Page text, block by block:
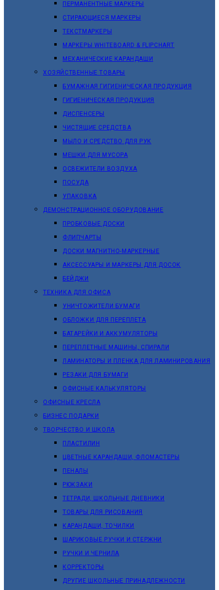
ПЕРМАНЕНТНЫЕ МАРКЕРЫ
СТИРАЮЩИЕСЯ МАРКЕРЫ
ТЕКСТМАРКЕРЫ
МАРКЕРЫ WHITEBOARD & FLIPCHART
МЕХАНИЧЕСКИЕ КАРАНДАШИ
ХОЗЯЙСТВЕННЫЕ ТОВАРЫ
БУМАЖНАЯ ГИГИЕНИЧЕСКАЯ ПРОДУКЦИЯ
ГИГИЕНИЧЕСКАЯ ПРОДУКЦИЯ
ДИСПЕНСЕРЫ
ЧИСТЯЩИЕ СРЕДСТВА
МЫЛО И СРЕДСТВО ДЛЯ РУК
МЕШКИ ДЛЯ МУСОРА
ОСВЕЖИТЕЛИ ВОЗДУХА
ПОСУДА
УПАКОВКА
ДЕМОНСТРАЦИОННОЕ ОБОРУДОВАНИЕ
ПРОБКОВЫЕ ДОСКИ
ФЛИПЧАРТЫ
ДОСКИ МАГНИТНО-МАРКЕРНЫЕ
АКСЕССУАРЫ И МАРКЕРЫ ДЛЯ ДОСОК
БЕЙДЖИ
ТЕХНИКА ДЛЯ ОФИСА
УНИЧТОЖИТЕЛИ БУМАГИ
ОБЛОЖКИ ДЛЯ ПЕРЕПЛЕТА
БАТАРЕЙКИ И АККУМУЛЯТОРЫ
ПЕРЕПЛЕТНЫЕ МАШИНЫ, СПИРАЛИ
ЛАМИНАТОРЫ И ПЛЕНКА ДЛЯ ЛАМИНИРОВАНИЯ
РЕЗАКИ ДЛЯ БУМАГИ
ОФИСНЫЕ КАЛЬКУЛЯТОРЫ
ОФИСНЫЕ КРЕСЛА
БИЗНЕС ПОДАРКИ
ТВОРЧЕСТВО И ШКОЛА
ПЛАСТИЛИН
ЦВЕТНЫЕ КАРАНДАШИ, ФЛОМАСТЕРЫ
ПЕНАЛЫ
РЮКЗАКИ
ТЕТРАДИ, ШКОЛЬНЫЕ ДНЕВНИКИ
ТОВАРЫ ДЛЯ РИСОВАНИЯ
КАРАНДАШИ, ТОЧИЛКИ
ШАРИКОВЫЕ РУЧКИ И СТЕРЖНИ
РУЧКИ И ЧЕРНИЛА
КОРРЕКТОРЫ
ДРУГИЕ ШКОЛЬНЫЕ ПРИНАДЛЕЖНОСТИ